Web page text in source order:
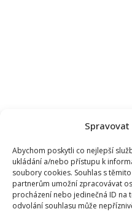
Abychom poskytli co nejlepší
ukládání a/nebo přístupu k
soubory cookies. Souhlas s
partnerům umožní zpracovávat
procházení nebo jedinečná ID na
odvolání souhlasu může